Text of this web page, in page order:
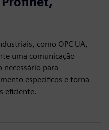
como OPC UA,
uma comunicação
necessário para
específicos e torna
eficiente.